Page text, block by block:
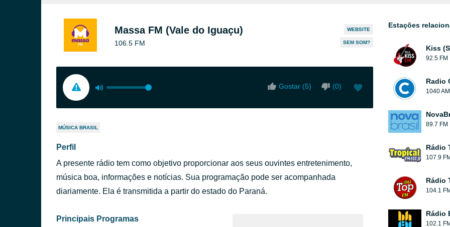
Massa FM (Vale do Iguaçu)
106.5 FM
WEBSITE
SEM SOM?
Gostar (5) (0)
MÚSICA BRASIL
Perfil
A presente rádio tem como objetivo proporcionar aos seus ouvintes entretenimento,
música boa, informações e notícias. Sua programação pode ser acompanhada
diariamente. Ela é transmitida a partir do estado do Paraná.
Principais Programas
Estações
Kiss
92.5 FM
Radio
1040 AM
89.7 FM
Rádio
107.9 FM
Rádio
104.1 FM
Rádio
102.1 FM